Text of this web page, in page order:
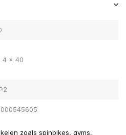
4 x 40
zoals spinbikes, gyms,